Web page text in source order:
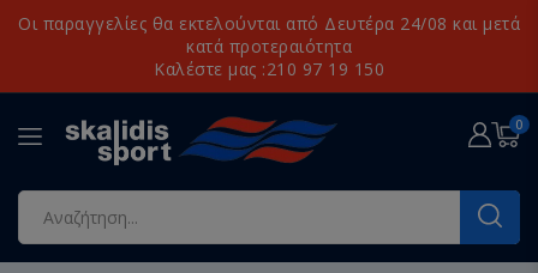
Οι παραγγελίες θα εκτελούνται από Δευτέρα 24/08 και μετά
κατά προτεραιότητα
Καλέστε μας :210 97 19 150
0